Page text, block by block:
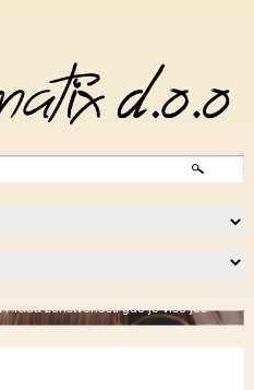
žena zavodi momentalno – ona
ženstvenosti gde je više još